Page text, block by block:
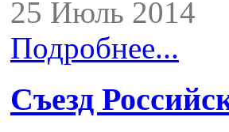
25 Июль 2014
Подробнее...
Съезд